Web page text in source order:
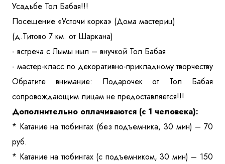
Усадьбе Тол Бабая!!!
Посещение «Усточи корка» (Дома мастериц)
(д.Титово 7 км. от Шаркана)
- встреча с Лымы ныл – внучкой Тол Бабая
- мастер-класс по декоративно-прикладному творчеству
Обратите внимание: Подарочек от Тол Бабая
сопровождающим лицам не предоставляется!!!
Дополнительно оплачиваются (с 1 человека):
* Катание на тюбингах (без подъемника, 30 мин) – 70
руб.
* Катание на тюбингах (с подъемником, 30 мин) – 150